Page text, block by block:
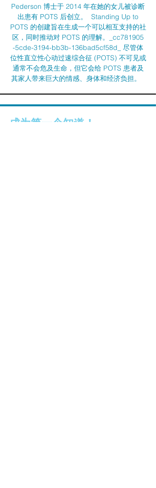
Pederson 博士于 2014 年在她的女儿被诊断
出患有 POTS 后创立。 Standing Up to
POTS 的创建旨在生成一个可以相互支持的社
区，同时推动对 POTS 的理解。_cc781905
-5cde-3194-bb3b-136bad5cf58d_ 尽管体
位性直立性心动过速综合征 (POTS) 不可见或
通常不会危及生命，但它会给 POTS 患者及
其家人带来巨大的情感、身体和经济负担。
成为第一个知道！